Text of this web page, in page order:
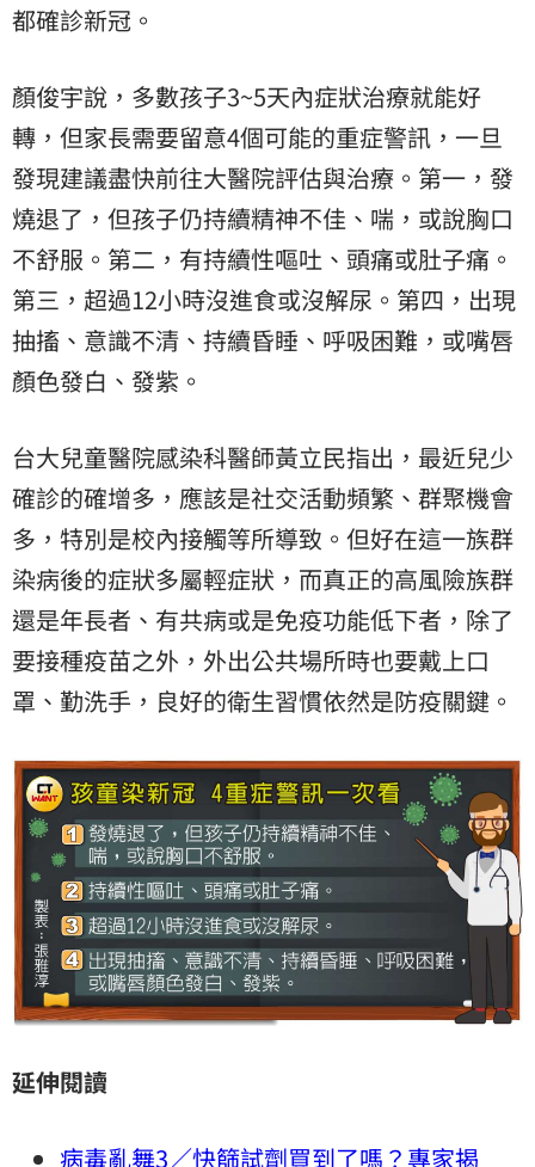
都確診新冠。
顏俊宇說，多數孩子3~5天內症狀治療就能好
轉，但家長需要留意4個可能的重症警訊，一旦
發現建議盡快前往大醫院評估與治療。第一，發
燒退了，但孩子仍持續精神不佳、喘，或說胸口
不舒服。第二，有持續性嘔吐、頭痛或肚子痛。
第三，超過12小時沒進食或沒解尿。第四，出現
抽搐、意識不清、持續昏睡、呼吸困難，或嘴唇
顏色發白、發紫。
台大兒童醫院感染科醫師黃立民指出，最近兒少
確診的確增多，應該是社交活動頻繁、群聚機會
多，特別是校內接觸等所導致。但好在這一族群
染病後的症狀多屬輕症狀，而真正的高風險族群
還是年長者、有共病或是免疫功能低下者，除了
要接種疫苗之外，外出公共場所時也要戴上口
罩、勤洗手，良好的衛生習慣依然是防疫關鍵。
延伸閱讀
病毒亂舞3／快篩試劑買到了嗎？專家揭